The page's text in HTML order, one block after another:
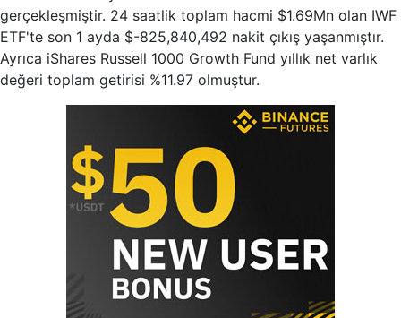
gerçekleşmiştir. 24 saatlik toplam hacmi $1.69Mn olan IWF
ETF'te son 1 ayda $-825,840,492 nakit çıkış yaşanmıştır.
Ayrıca iShares Russell 1000 Growth Fund yıllık net varlık
değeri toplam getirisi %11.97 olmuştur.